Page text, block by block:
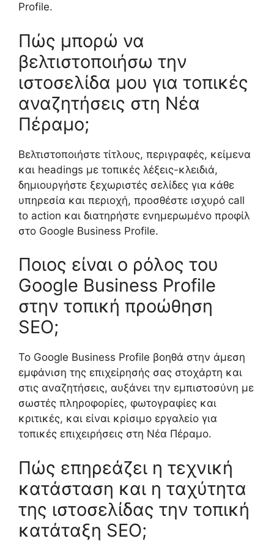
Profile.
Πώς μπορώ να
βελτιστοποιήσω την
ιστοσελίδα μου για τοπικές
αναζητήσεις στη Νέα
Πέραμο;
Βελτιστοποιήστε τίτλους, περιγραφές, κείμενα
και headings με τοπικές λέξεις-κλειδιά,
δημιουργήστε ξεχωριστές σελίδες για κάθε
υπηρεσία και περιοχή, προσθέστε ισχυρό call
to action και διατηρήστε ενημερωμένο προφίλ
στο Google Business Profile.
Ποιος είναι ο ρόλος του
Google Business Profile
στην τοπική προώθηση
SEO;
Το Google Business Profile βοηθά στην άμεση
εμφάνιση της επιχείρησής σας στοχάρτη και
στις αναζητήσεις, αυξάνει την εμπιστοσύνη με
σωστές πληροφορίες, φωτογραφίες και
κριτικές, και είναι κρίσιμο εργαλείο για
τοπικές επιχειρήσεις στη Νέα Πέραμο.
Πώς επηρεάζει η τεχνική
κατάσταση και η ταχύτητα
της ιστοσελίδας την τοπική
κατάταξη SEO;